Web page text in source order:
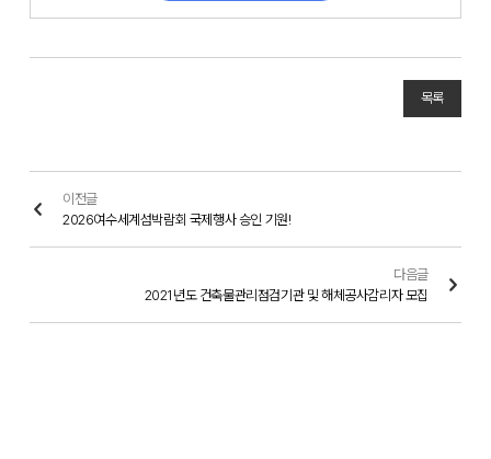
목록
이전글
2026여수세계섬박람회 국제행사 승인 기원!
다음글
2021년도 건축물관리점검기관 및 해체공사감리자 모집